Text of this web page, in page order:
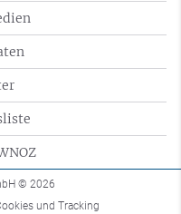
© 2026
und Tracking